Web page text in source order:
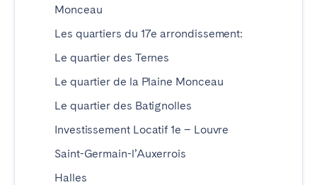
Monceau
Les quartiers du 17e arrondissement:
Le quartier des Ternes
Le quartier de la Plaine Monceau
Le quartier des Batignolles
Investissement Locatif 1e – Louvre
Saint-Germain-l’Auxerrois
Halles
Bassin d’Arcachon
Lille
Nice
PORTUGAL
Beja